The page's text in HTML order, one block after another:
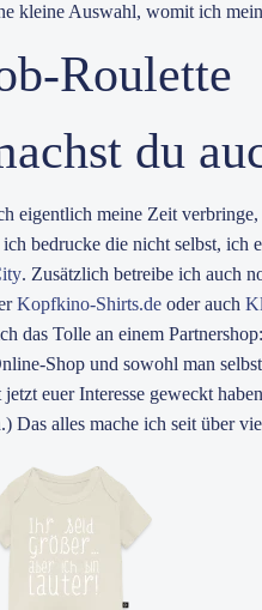
kleine Auswahl, womit ich
du
eigentlich meine Zeit
bedrucke die nicht selbst,
. Zusätzlich betreibe ich auch
Kopfkino-Shirts.de oder auch
das Tolle an einem
Shop und sowohl man
euer Interesse geweckt
Das alles mache ich seit über